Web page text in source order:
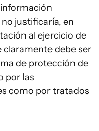
justificaría, en
al ejercicio de
claramente debe ser
de protección de
por las
como por tratados